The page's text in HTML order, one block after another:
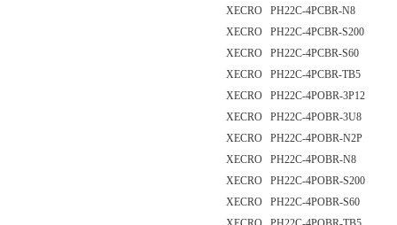
XECRO PH22C-4PCBR-N8
XECRO PH22C-4PCBR-S200
XECRO PH22C-4PCBR-S60
XECRO PH22C-4PCBR-TB5
XECRO PH22C-4POBR-3P12
XECRO PH22C-4POBR-3U8
XECRO PH22C-4POBR-N2P
XECRO PH22C-4POBR-N8
XECRO PH22C-4POBR-S200
XECRO PH22C-4POBR-S60